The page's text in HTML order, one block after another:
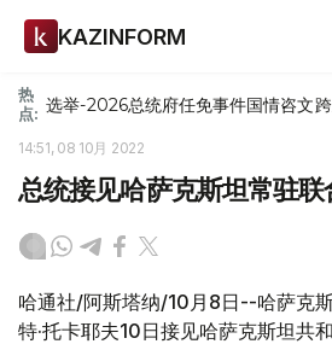
KAZINFORM
热
点: 选举-2026总统府任免事件国情咨文
14:51, 08 10月 2022
总统接见哈萨克斯坦常驻
哈通社/阿斯塔纳/10月8日--哈萨克
特·托卡耶夫10日接见哈萨克斯坦共